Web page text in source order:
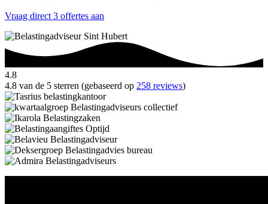
Vraag direct 3 offertes aan
4.8
4.8 van de 5 sterren (gebaseerd op 258 reviews)